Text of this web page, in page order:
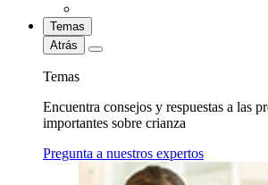
Temas
Atrás
Temas
Encuentra consejos y respuestas a las
importantes sobre crianza
Pregunta a nuestros expertos